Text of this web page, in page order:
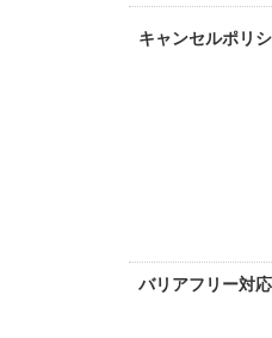
キャンセルポリ
バリアフリー対応